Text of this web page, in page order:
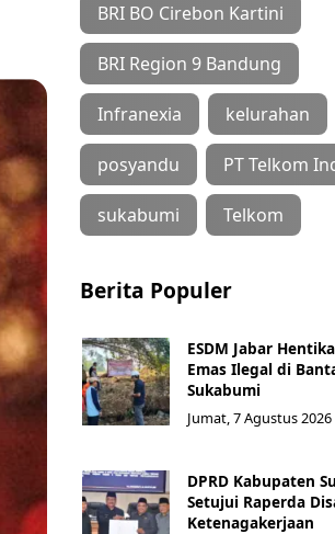
BRI BO Cirebon Kartini
BRI Region 9 Bandung
Infranexia kelurahan
posyandu PT Telkom
sukabumi Telkom
Berita Populer
ESDM Jabar
Emas Ilegal di
Sukabumi
Jumat, 7 Agustus 2026
DPRD Kabupaten
Setujui Raperda
Ketenagakerjaan